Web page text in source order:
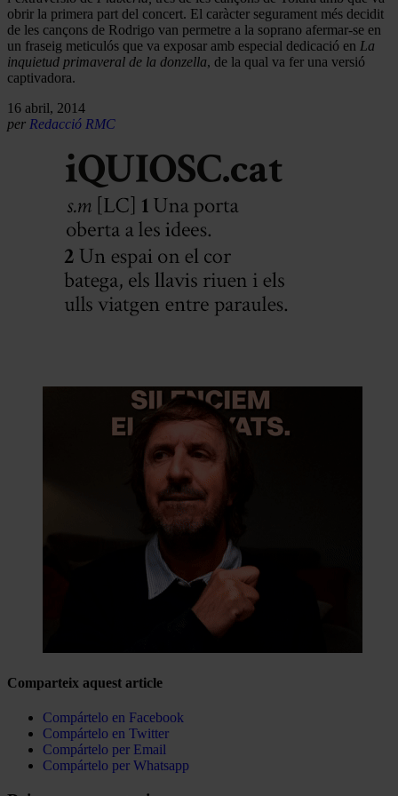
obrir la primera part del concert. El caràcter segurament més decidit
de les cançons de Rodrigo van permetre a la soprano afermar-se en
un fraseig meticulós que va exposar amb especial dedicació en La
inquietud primaveral de la donzella, de la qual va fer una versió
captivadora.
16 abril, 2014
per Redacció RMC
Comparteix aquest article
Compártelo en Facebook
Compártelo en Twitter
Compártelo per Email
Compártelo per Whatsapp